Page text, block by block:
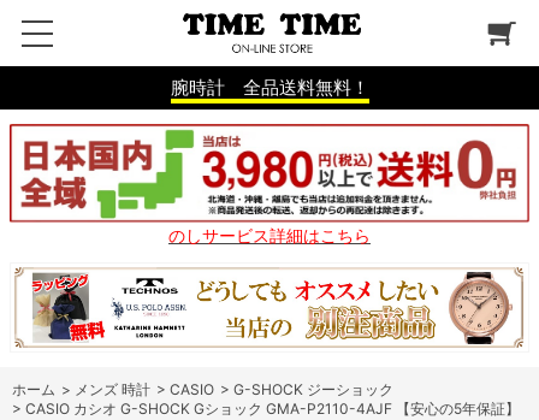
腕時計 全品送料無料！
のしサービス詳細はこちら
ホーム > メンズ 時計 > CASIO > G-SHOCK ジーショック
> CASIO カシオ G-SHOCK Gショック GMA-P2110-4AJF 【安心の5年保証】